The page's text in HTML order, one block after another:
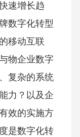
速增长趋
数字化转型
移动互联
物企业数字
复杂的系统
力？以及企
效的实施方
是数字化转